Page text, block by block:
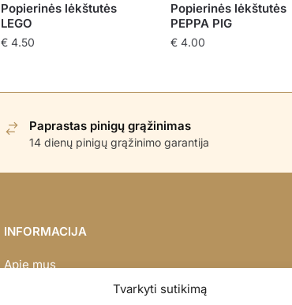
Tvarkyti sutikimą
Popierinės lėkštutės
LEGO
€ 4.50
Popierinės lėkštutės
PEPPA PIG
€ 4.00
Paprastas pinigų grąžinimas
14 dienų pinigų grąžinimo garantija
INFORMACIJA
Apie mus